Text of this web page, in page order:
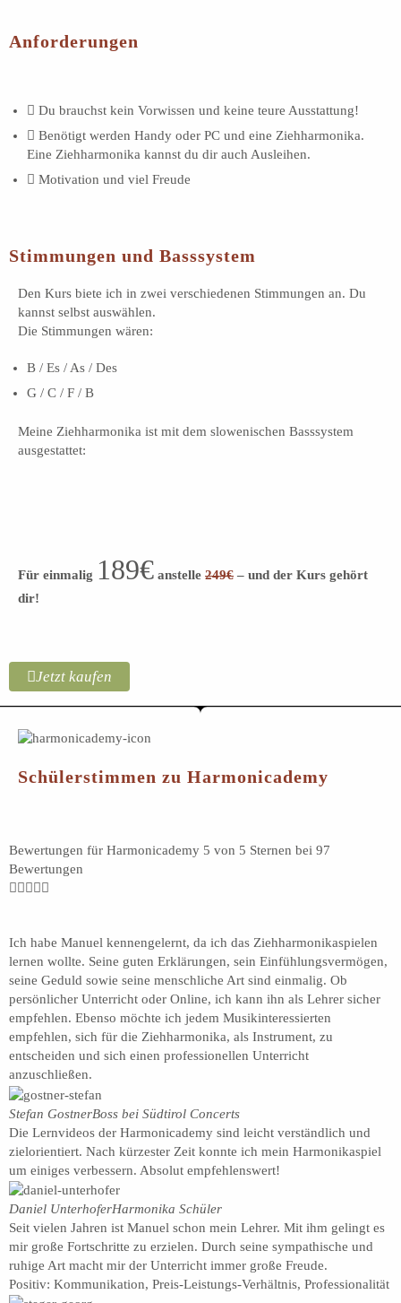
Anforderungen
Du brauchst kein Vorwissen und keine teure Ausstattung!
Benötigt werden Handy oder PC und eine Ziehharmonika.
Eine Ziehharmonika kannst du dir auch Ausleihen.
Motivation und viel Freude
Stimmungen und Basssystem
Den Kurs biete ich in zwei verschiedenen Stimmungen an. Du
kannst selbst auswählen.
Die Stimmungen wären:
B / Es / As / Des
G / C / F / B
Meine Ziehharmonika ist mit dem slowenischen Basssystem
ausgestattet:
Für einmalig 189€ anstelle 249€ – und der Kurs gehört
dir!
Jetzt kaufen
Schülerstimmen zu Harmonicademy
Bewertungen für Harmonicademy 5 von 5 Sternen bei 97
Bewertungen
    
Ich habe Manuel kennengelernt, da ich das Ziehharmonikaspielen
lernen wollte. Seine guten Erklärungen, sein Einfühlungsvermögen,
seine Geduld sowie seine menschliche Art sind einmalig. Ob
persönlicher Unterricht oder Online, ich kann ihn als Lehrer sicher
empfehlen. Ebenso möchte ich jedem Musikinteressierten
empfehlen, sich für die Ziehharmonika, als Instrument, zu
entscheiden und sich einen professionellen Unterricht
anzuschließen.
Stefan GostnerBoss bei Südtirol Concerts
Die Lernvideos der Harmonicademy sind leicht verständlich und
zielorientiert. Nach kürzester Zeit konnte ich mein Harmonikaspiel
um einiges verbessern. Absolut empfehlenswert!
Daniel UnterhoferHarmonika Schüler
Seit vielen Jahren ist Manuel schon mein Lehrer. Mit ihm gelingt es
mir große Fortschritte zu erzielen. Durch seine sympathische und
ruhige Art macht mir der Unterricht immer große Freude.
Positiv: Kommunikation, Preis-Leistungs-Verhältnis, Professionalität